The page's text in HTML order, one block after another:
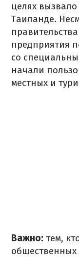
целях
Таиланде.
предприятия
со
начали
местных и
Важно: тем,
общественных